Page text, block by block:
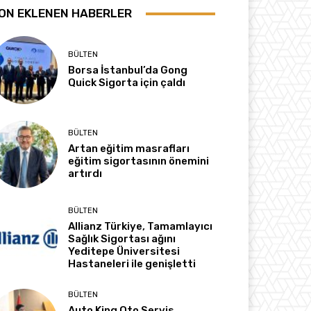
EKLENEN HABERLER
BÜLTEN
Borsa İstanbul’da Gong
Quick Sigorta için çaldı
BÜLTEN
Artan eğitim masrafları
eğitim sigortasının önemini
artırdı
BÜLTEN
Allianz Türkiye, Tamamlayıcı
Sağlık Sigortası ağını
Yeditepe Üniversitesi
Hastaneleri ile genişletti
BÜLTEN